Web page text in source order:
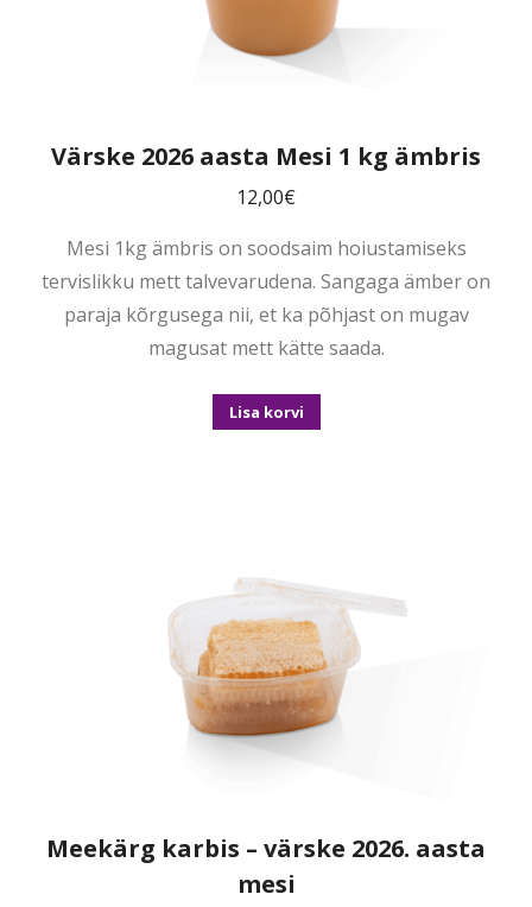
Värske 2026 aasta Mesi 1 kg ämbris
12,00€
Mesi 1kg ämbris on soodsaim hoiustamiseks
tervislikku mett talvevarudena. Sangaga ämber on
paraja kõrgusega nii, et ka põhjast on mugav
magusat mett kätte saada.
Lisa korvi
Meekärg karbis – värske 2026. aasta
mesi